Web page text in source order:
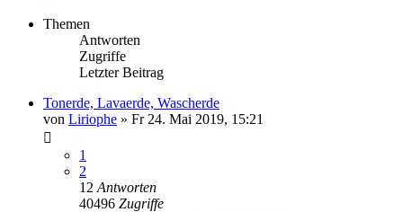
Themen
Antworten
Zugriffe
Letzter Beitrag
Tonerde, Lavaerde, Wascherde
von Liriophe » Fr 24. Mai 2019, 15:21
1
2
12 Antworten
40496 Zugriffe